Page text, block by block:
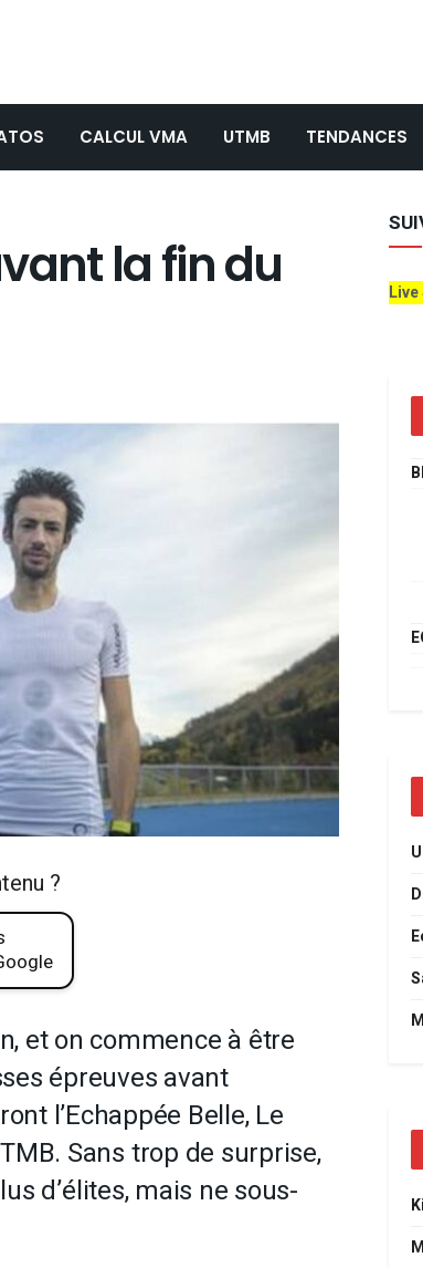
CALCUL VMA UTMB TENDANCES
la fin du
?
et on commence à être
épreuves avant
l’Echappée Belle, Le
Sans trop de surprise,
d’élites, mais ne sous-
Live